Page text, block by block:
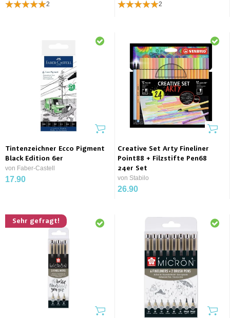
2 2
Tintenzeichner Ecco Pigment
Black Edition 6er
von Faber-Castell
17.90
Creative Set Arty Fineliner
Point88 + Filzstifte Pen68
24er Set
von Stabilo
26.90
Sehr gefragt!